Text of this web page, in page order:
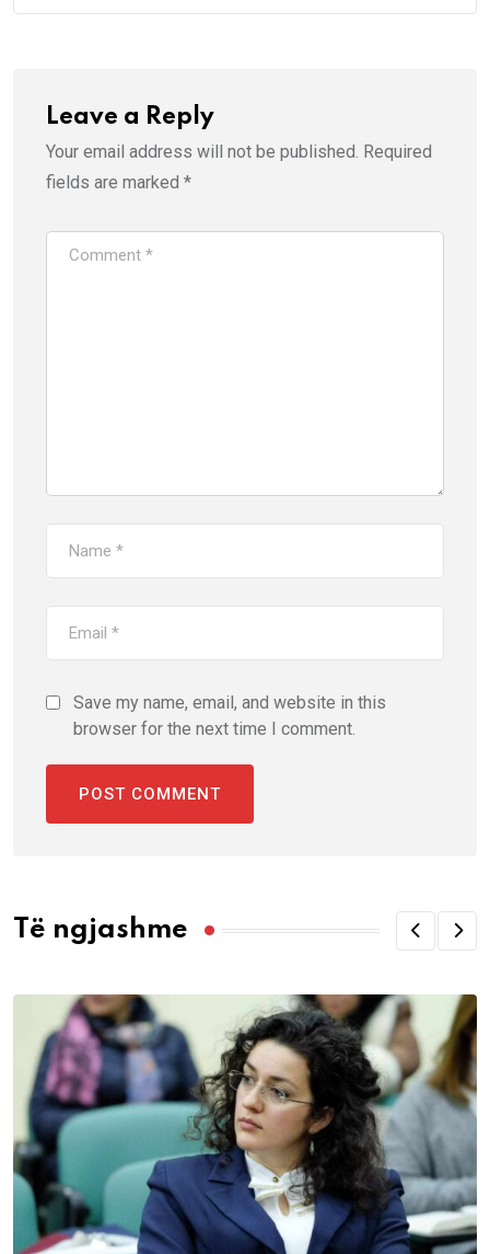
Leave a Reply
Your email address will not be published. Required
fields are marked *
Save my name, email, and website in this
browser for the next time I comment.
Të ngjashme